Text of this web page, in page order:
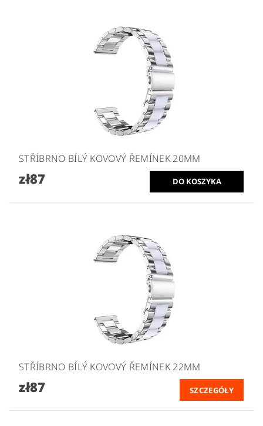
STŘÍBRNO BÍLÝ KOVOVÝ ŘEMÍNEK 20MM
zł87
STŘÍBRNO BÍLÝ KOVOVÝ ŘEMÍNEK 22MM
zł87 SZCZEGÓŁY